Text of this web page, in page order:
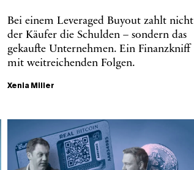
Bei einem Leveraged Buyout zahlt nicht
der Käufer die Schulden – sondern das
gekaufte Unternehmen. Ein Finanzkniff
mit weitreichenden Folgen.
Xenia Miller